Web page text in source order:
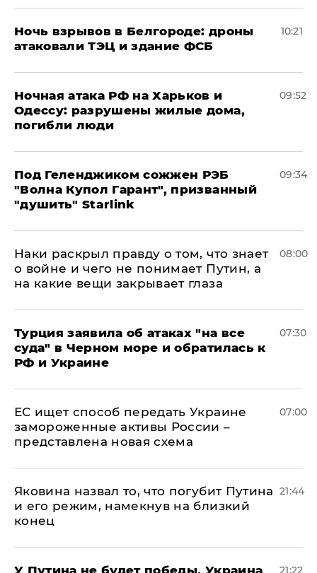
​Ночь взрывов в Белгороде: дроны
атаковали ТЭЦ и здание ФСБ
10:21
​Ночная атака РФ на Харьков и
Одессу: разрушены жилые дома,
погибли люди
09:52
Под Геленджиком сожжен РЭБ
"Волна Купол Гарант", призванный
"душить" Starlink
09:34
Наки раскрыл правду о том, что знает
о войне и чего не понимает Путин, а
на какие вещи закрывает глаза
08:00
Турция заявила об атаках "на все
суда" в Черном море и обратилась к
РФ и Украине
07:30
ЕС ищет способ передать Украине
замороженные активы России –
представлена новая схема
07:00
Яковина назвал то, что погубит Путина
и его режим, намекнув на близкий
конец
21:44
У Путина не будет победы, Украина
21:22